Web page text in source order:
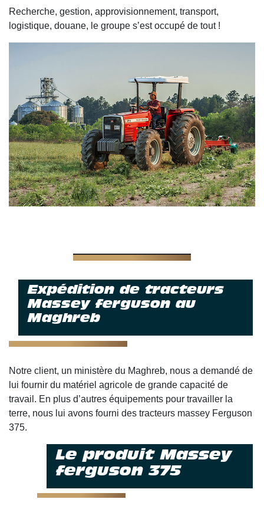
Recherche, gestion, approvisionnement, transport,
logistique, douane, le groupe s’est occupé de tout !
Expédition de tracteurs
Massey ferguson au
Maghreb
Notre client, un ministère du Maghreb, nous a demandé de
lui fournir du matériel agricole de grande capacité de
travail. En plus d’autres équipements pour travailler la
terre, nous lui avons fourni des tracteurs massey Ferguson
375.
Le produit Massey
ferguson 375